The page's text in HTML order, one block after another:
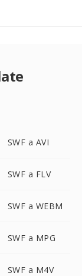
SWF a AVI
SWF a FLV
SWF a WEBM
SWF a MPG
SWF a M4V